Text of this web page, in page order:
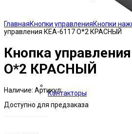
Контакторы
ГлавнаяКнопки управленияКнопки
управления КЕА-6117 О*2 КРАСНЫЙ
Кнопка
О*2 КРАСНЫЙ
Наличие: Артикул:
Доступно для предзаказа